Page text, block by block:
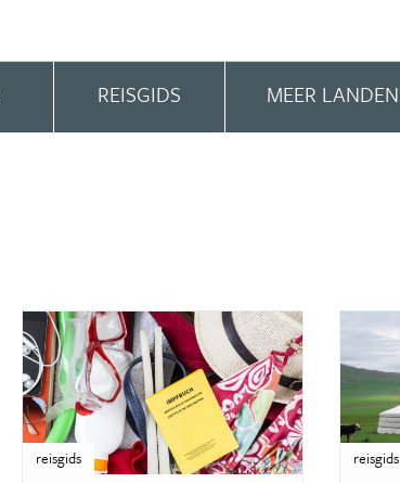
REISGIDS MEER LANDEN
reisgids reisgids